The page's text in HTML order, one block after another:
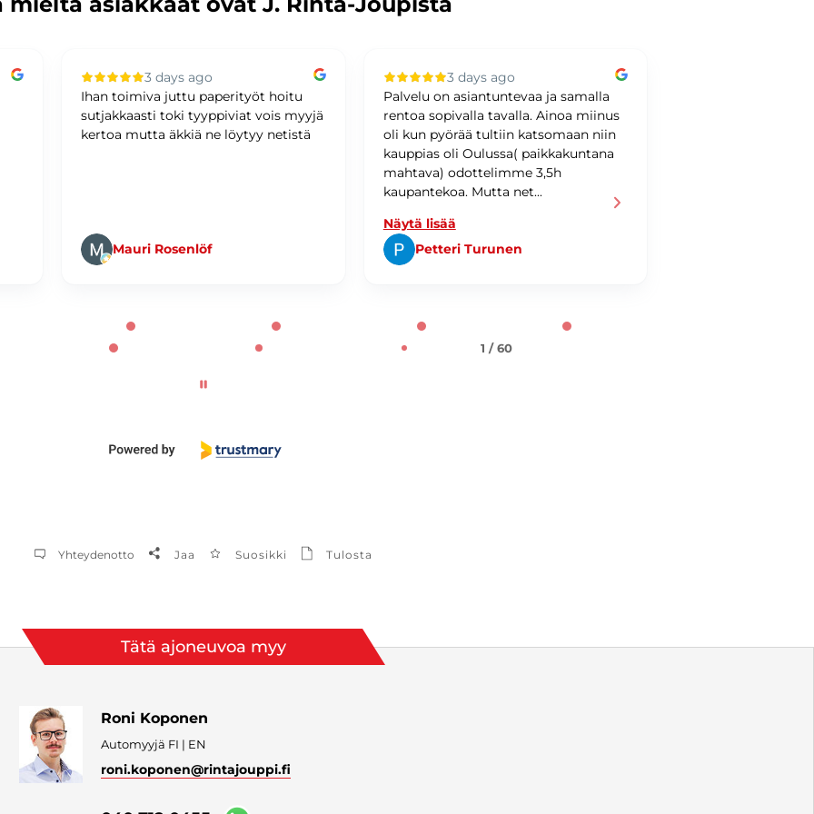
3 days ago
Ihan toimiva juttu paperityöt hoitu
sutjakkaasti toki tyyppiviat vois myyjä
kertoa mutta äkkiä ne löytyy netistä
Mauri Rosenlöf
3 days ago
Palvelu on asiantuntevaa ja samalla
rentoa sopivalla tavalla. Ainoa miinus
oli kun pyörää tultiin katsomaan niin
kauppias oli Oulussa( paikkakuntana
mahtava) odottelimme 3,5h
kaupantekoa. Mutta net...
Näytä lisää
Petteri Turunen
1 / 60
Yhteydenotto Jaa Suosikki Tulosta
Tätä ajoneuvoa myy
Roni Koponen
Automyyjä FI | EN
roni.koponen@rintajouppi.fi